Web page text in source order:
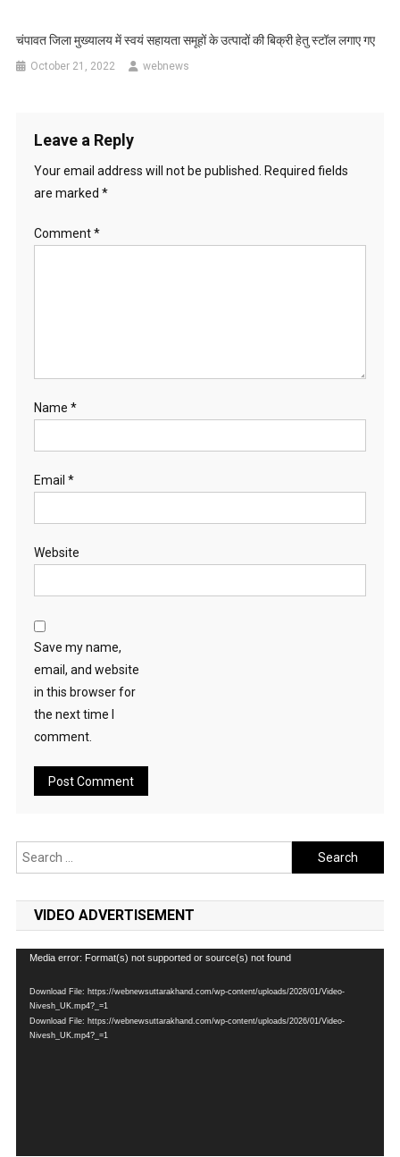
चंपावत जिला मुख्यालय में स्वयं सहायता समूहों के उत्पादों की बिक्री हेतु स्टॉल लगाए गए
October 21, 2022 webnews
Leave a Reply
Your email address will not be published.
Required fields
are marked *
Comment*
Name *
Email *
Website
Save my name,
email, and website
in this browser for
the next time I
comment.
Search
for:
VIDEO ADVERTISEMENT
Video
Media error: Format(s) not supported or source(s) not found
Download File: https://webnewsuttarakhand.com/wp-content/uploads/2026/01/Video-
Nivesh_UK.mp4?_=1
Download File: https://webnewsuttarakhand.com/wp-content/uploads/2026/01/Video-
Nivesh_UK.mp4?_=1